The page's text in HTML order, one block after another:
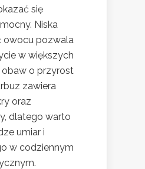
się
Niska
owocu pozwala
w większych
o przyrost
zawiera
oraz
dlatego warto
umiar i
w codziennym